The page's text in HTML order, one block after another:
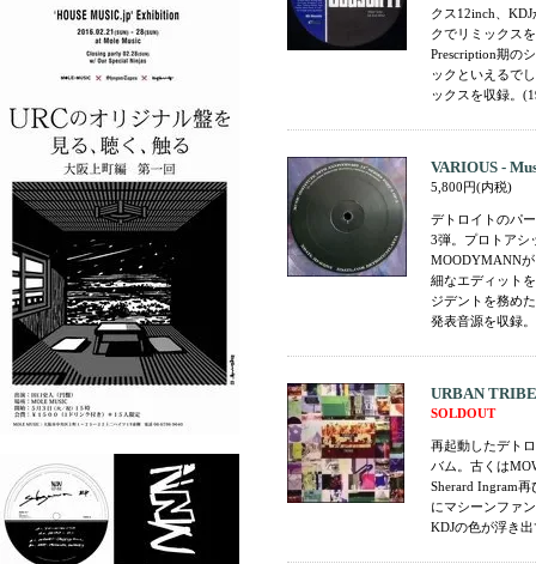
クス12inch、
クでリミックス
Prescription期の
ックといえるで
ックスを収録。
VARIOUS -
5,800円(内税)
デトロイトのパ
3弾。プロトアシ
MOODYMANN
細なエディット
ジデントを務め
発表音源を収録
URBAN
SOLDOUT
再起動したデト
バム。古くは
Sherard Ingram
にマシーンファ
KDJの色が浮き